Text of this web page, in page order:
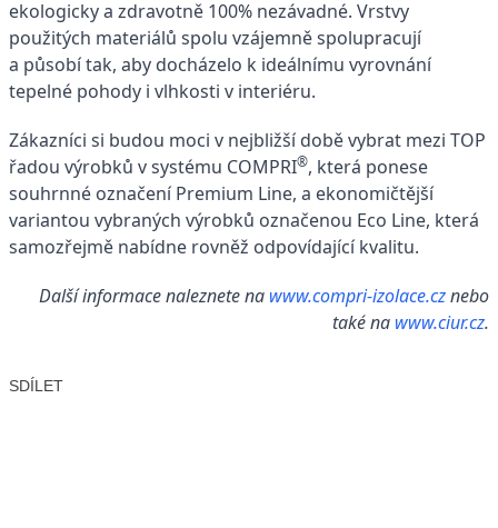
ekologicky a zdravotně 100% nezávadné. Vrstvy
použitých materiálů spolu vzájemně spolupracují
a působí tak, aby docházelo k ideálnímu vyrovnání
tepelné pohody i vlhkosti v interiéru.
Zákazníci si budou moci v nejbližší době vybrat mezi TOP
řadou výrobků v systému COMPRI®, která ponese
souhrnné označení Premium Line, a ekonomičtější
variantou vybraných výrobků označenou Eco Line, která
samozřejmě nabídne rovněž odpovídající kvalitu.
Další informace naleznete na www.compri-izolace.cznebo
také na www.ciur.cz.
SDÍLET